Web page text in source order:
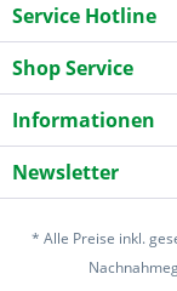
Service Hotline
Shop Service
Informationen
Newsletter
* Alle Preise inkl.